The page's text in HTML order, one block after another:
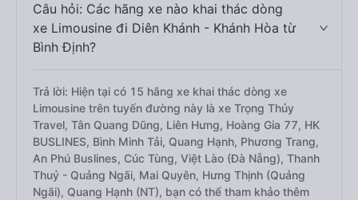
Câu hỏi: Các hãng xe nào khai thác dòng
xe Limousine đi Diên Khánh - Khánh Hòa từ
Bình Định?
Trả lời: Hiện tại có 15 hãng xe khai thác dòng xe
Limousine trên tuyến đường này là xe Trọng Thủy
Travel, Tân Quang Dũng, Liên Hưng, Hoàng Gia 77, HK
BUSLINES, Bình Minh Tải, Quang Hạnh, Phương Trang,
An Phú Buslines, Cúc Tùng, Việt Lào (Đà Nẵng), Thanh
Thuỷ - Quảng Ngãi, Mai Quyên, Hưng Thịnh (Quảng
Ngãi), Quang Hạnh (NT), bạn có thể tham khảo thêm